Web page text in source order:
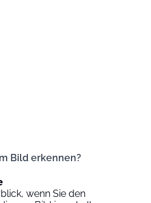
Bild erkennen?
wenn Sie den